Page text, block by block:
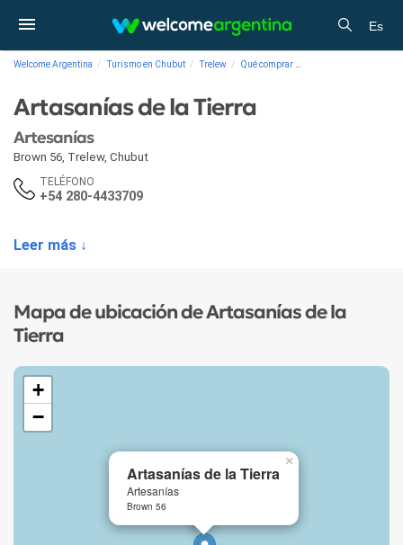
Es
Welcome Argentina Turismo en Chubut Trelew Qué comprar
Artasanías de la Tierra
Artesanías
Brown 56, Trelew, Chubut
TELÉFONO
+54 280-4433709
Leer más ↓
Mapa de ubicación de Artasanías de la
Tierra
Artasanías de la Tierra
Artesanías
Brown 56
×
+
−